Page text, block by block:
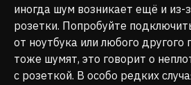
иногда шум возникает ещё и из-
розетки. Попробуйте
от ноутбука или любого другого
тоже шумят, это говорит о
с розеткой. В особо редких